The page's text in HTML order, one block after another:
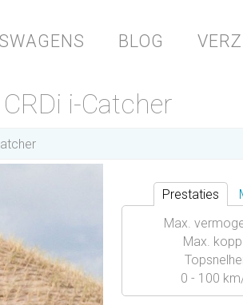
BLOG
CRDi i-Catcher
Prestaties
Max.
Max.
0 - 100